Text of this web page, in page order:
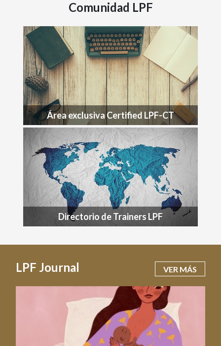
Comunidad LPF
Área exclusiva Certified LPF-CT
Directorio de Trainers LPF
LPF Journal VER MÁS